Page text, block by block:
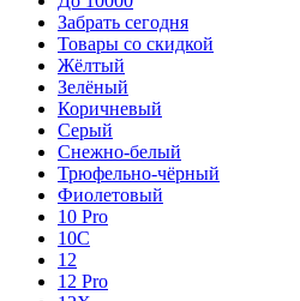
Забрать сегодня
Товары со скидкой
Жёлтый
Зелёный
Коричневый
Серый
Снежно-белый
Трюфельно-чёрный
Фиолетовый
10 Pro
10C
12
12 Pro